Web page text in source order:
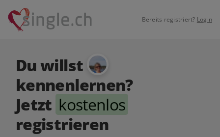
Bereits registriert? Login
Du willst
kennenlernen?
Jetzt kostenlos
registrieren